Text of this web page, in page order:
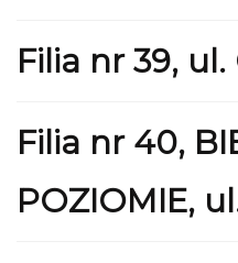
Filia nr 39, ul.
Filia nr 40,
POZIOMIE,